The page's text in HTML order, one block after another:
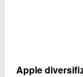
Apple